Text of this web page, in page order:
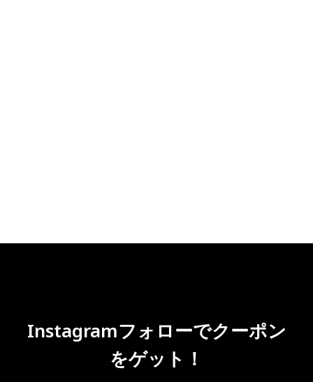
Instagramフォローでクーポン
をゲット！